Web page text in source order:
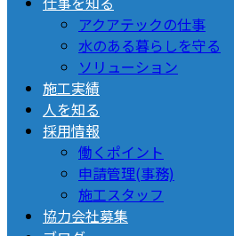
アクアテックの仕事
水のある暮らしを守る
ソリューション
施工実績
人を知る
採用情報
働くポイント
申請管理(事務)
施工スタッフ
協力会社募集